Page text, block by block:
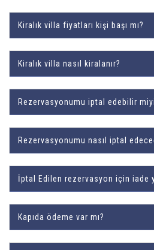
Kiralık villa fiyatları kişi başı mı?
Kiralık villa nasıl kiralanır?
Rezervasyonumu iptal edebilir
Rezervasyonumu nasıl iptal
İptal Edilen rezervasyon için iade
Kapıda ödeme var mı?